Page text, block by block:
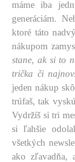
máme iba
generáciám.
ktoré táto
nákupom
stane, ak si to
trička či
jeden nákup
trúfaš, tak
Vydržíš si tri
si ľahšie
všetkých
ako zľavadňa,